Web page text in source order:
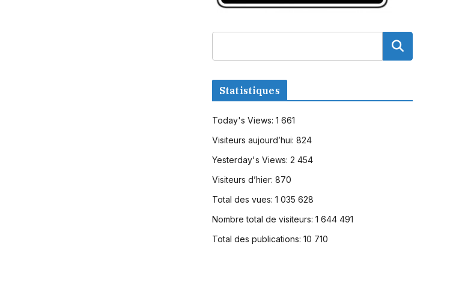
Statistiques
Today's Views: 1 661
Visiteurs aujourd’hui: 824
Yesterday's Views: 2 454
Visiteurs d’hier: 870
Total des vues: 1 035 628
Nombre total de visiteurs: 1 644 491
Total des publications: 10 710